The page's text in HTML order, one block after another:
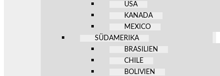
USA
KANADA
MEXICO
SÜDAMERIKA
BRASILIEN
CHILE
BOLIVIEN